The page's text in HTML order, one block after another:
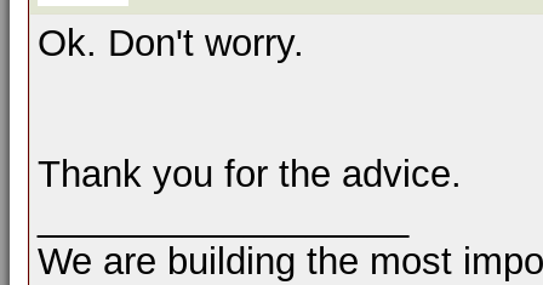
Ok. Don't worry.
Thank you for the advice.
We are building the most